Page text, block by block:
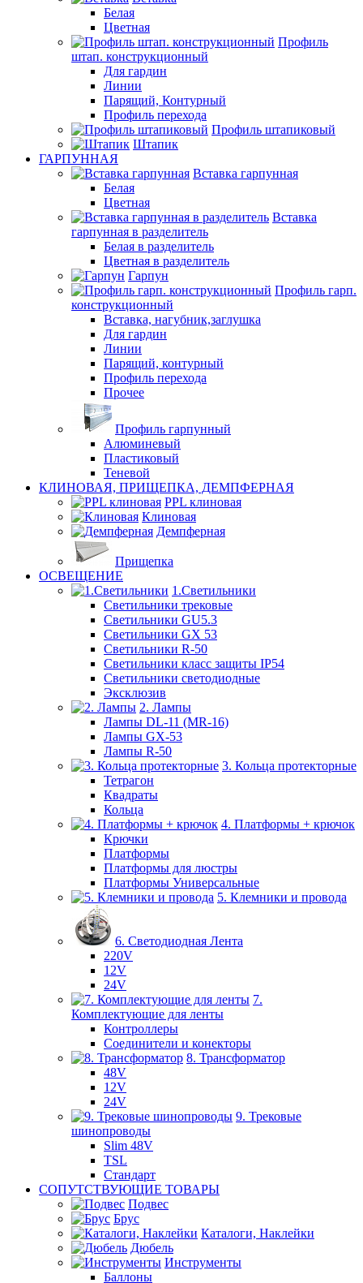
Белая
Цветная
Профиль
штап. конструкционный
Для гардин
Линии
Парящий, Контурный
Профиль перехода
Профиль штапиковый
Штапик
ГАРПУННАЯ
Вставка гарпунная
Белая
Цветная
Вставка
гарпунная в разделитель
Белая в разделитель
Цветная в разделитель
Гарпун
Профиль гарп.
конструкционный
Вставка, нагубник,заглушка
Для гардин
Линии
Парящий, контурный
Профиль перехода
Прочее
Профиль гарпунный
Алюминевый
Пластиковый
Теневой
КЛИНОВАЯ, ПРИЩЕПКА, ДЕМПФЕРНАЯ
PPL клиновая
Клиновая
Демпферная
Прищепка
ОСВЕЩЕНИЕ
1.Светильники
Светильники трековые
Светильники GU5.3
Светильники GX 53
Светильники R-50
Светильники класс защиты IP54
Светильники светодиодные
Эксклюзив
2. Лампы
Лампы DL-11 (MR-16)
Лампы GX-53
Лампы R-50
3. Кольца протекторные
Тетрагон
Квадраты
Кольца
4. Платформы + крючок
Крючки
Платформы
Платформы для люстры
Платформы Универсальные
5. Клемники и провода
6. Светодиодная Лента
220V
12V
24V
7.
Комплектующие для ленты
Контроллеры
Соединители и конекторы
8. Трансформатор
48V
12V
24V
9. Трековые
шинопроводы
Slim 48V
TSL
Стандарт
СОПУТСТВУЮЩИЕ ТОВАРЫ
Подвес
Брус
Каталоги, Наклейки
Дюбель
Инструменты
Баллоны